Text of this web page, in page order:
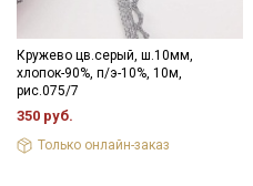
Кружево цв.серый, ш.10мм,
хлопок-90%, п/э-10%, 10м,
рис.075/7
350 руб.
Только онлайн-заказ